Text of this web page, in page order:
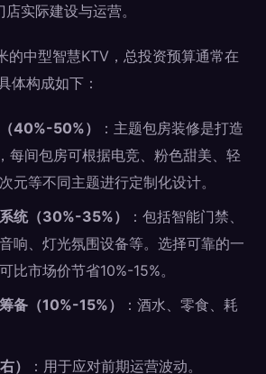
实际建设与运营。
中型智慧KTV，总投资预算通常在
体构成如下：
40%-50%）
：主题包房装修是打造
每间包房可根据电竞、粉色甜美、轻
元等不同主题进行定制化设计。
统（30%-35%）
：包括智能门禁、
响、灯光氛围设备等。选择可靠的一
比市场价节省10%-15%。
备（10%-15%）
：酒水、零食、耗
）
：用于应对前期运营波动。